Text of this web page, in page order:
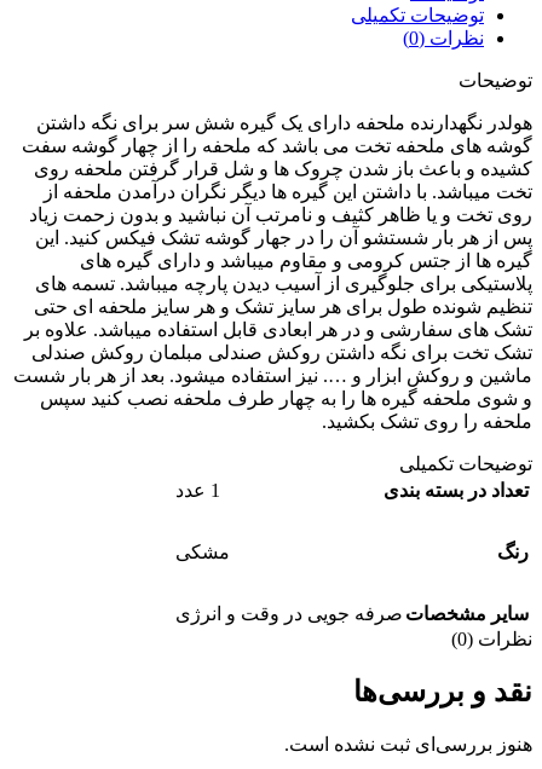
توضیحات تکمیلی
نظرات (0)
توضیحات
هولدر نگهدارنده ملحفه دارای یک گیره شش سر برای نگه داشتن
گوشه های ملحفه تخت می باشد که ملحفه را از چهار گوشه سفت
کشیده و باعث باز شدن چروک ها و شل قرار گرفتن ملحفه روی
تخت میباشد. با داشتن این گیره ها دیگر نگران درآمدن ملحفه از
روی تخت و یا ظاهر کثیف و نامرتب آن نباشید و بدون زحمت زیاد
پس از هر بار شستشو آن را در جهار گوشه تشک فیکس کنید. این
گیره ها از جتس کرومی و مقاوم میباشد و دارای گیره های
پلاستیکی برای جلوگیری از آسیب دیدن پارچه میباشد. تسمه های
تنظیم شونده طول برای هر سایز تشک و هر سایز ملحفه ای حتی
تشک های سفارشی و در هر ابعادی قابل استفاده میباشد. علاوه بر
تشک تخت برای نگه داشتن روکش صندلی مبلمان روکش صندلی
ماشین و روکش ابزار و …. نیز استفاده میشود. بعد از هر بار شست
و شوی ملحفه گیره ها را به چهار طرف ملحفه نصب کنید سپس
ملحفه را روی تشک بکشید.
توضیحات تکمیلی
تعداد در بسته بندی
1 عدد
رنگ مشکی
سایر مشخصات صرفه جویی در وقت و انرژی
نظرات (0)
نقد و بررسی‌ها
هنوز بررسی‌ای ثبت نشده است.